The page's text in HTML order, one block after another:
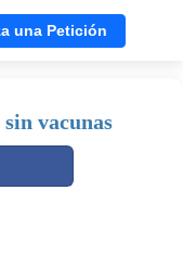
una Petición
vacunas